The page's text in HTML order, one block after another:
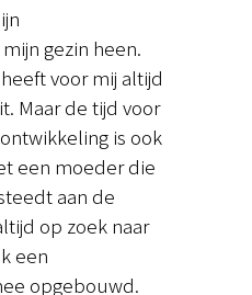
gezin heen.
voor mij altijd
Maar de tijd voor
is ook
een moeder die
aan de
op zoek naar
een
opgebouwd.